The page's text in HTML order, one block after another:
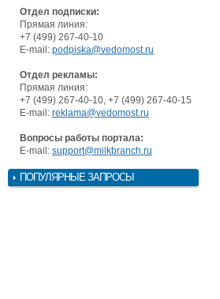
Отдел подписки:
Прямая линия:
+7 (499) 267-40-10
E-mail: podpiska@vedomost.ru
Отдел рекламы:
Прямая линия:
+7 (499) 267-40-10, +7 (499) 267-40-15
E-mail: reklama@vedomost.ru
Вопросы работы портала:
E-mail: support@milkbranch.ru
ПОПУЛЯРНЫЕ ЗАПРОСЫ